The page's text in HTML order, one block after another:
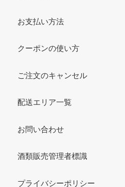
お支払い方法
クーポンの使い方
ご注文のキャンセル
配送エリア一覧
お問い合わせ
酒類販売管理者標識
プライバシーポリシー